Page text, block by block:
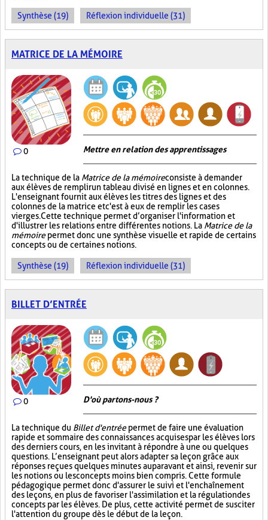
Synthèse (19) Réflexion individuelle (31)
MATRICE DE LA MÉMOIRE
0 Mettre en relation des apprentissages
La technique de la Matrice de la mémoireconsiste à demander
aux élèves de remplir un tableau divisé en lignes et en colonnes.
L'enseignant fournit aux élèves les titres des lignes et des
colonnes de la matrice et c'est à eux de remplir les cases
vierges. Cette technique permet d’organiser l'information et
d'illustrer les relations entre différentes notions. La Matrice de la
mémoirepermet donc une synthèse visuelle et rapide de certains
concepts ou de certaines notions.
Synthèse (19) Réflexion individuelle (31)
BILLET D’ENTRÉE
0 D'où partons-nous ?
La technique du Billet d'entréepermet de faire une évaluation
rapide et sommaire des connaissances acquises par les élèves lors
des derniers cours, en les invitant à répondre à une ou quelques
questions. L’enseignant peut alors adapter sa leçon grâce aux
réponses reçues quelques minutes auparavant et ainsi, revenir sur
les notions ou les concepts moins bien compris. Cette formule
pédagogique permet donc d'assurer le suivi et l'enchaînement
des leçons, en plus de favoriser l'assimilation et la régulation des
concepts par les élèves. De plus, cette activité permet de susciter
l'attention du groupe dès le début de la leçon.